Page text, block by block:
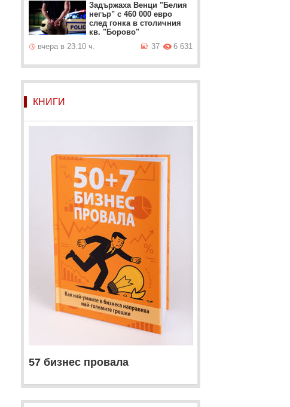
Задържаха Венци "Белия
негър" с 460 000 евро
след гонка в столичния
кв. "Борово"
вчера в 23:10 ч.
6 631
37
КНИГИ
57 бизнес провала